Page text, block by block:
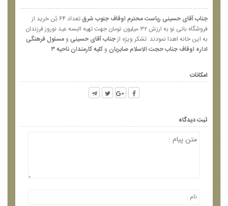
جناب آقای حسینی ریاست محترم اوقاف جنوب شرق
تعداد ۶۴ بُن خرید از
فروشگاه بانی نو به ارزش ۳۲ میلیون تومان جهت تهیه البسه عید نوروز فرزندان
به این خانه اهدا نمودند. تشکر ویژه از جناب آقای حسینی و مسئول فرهنگی
اداره اوقاف جناب حجت الاسلام صابریان و کلیه کارمندان ناحیه ۳
امکانات
ثبت دیدگاه